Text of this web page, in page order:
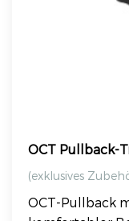
OCT Pullback-
(exklusives
OCT-Pullback